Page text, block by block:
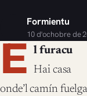
Formientu
10 d'ochobre de
E l furacu
Hai casa
onde’l camín fuelga